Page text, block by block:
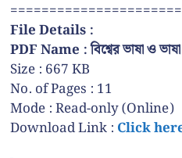
File Details :
PDF Name : বিশ্বের ভাষা ও
Size : 667 KB
No. of Pages : 11
Mode : Read-only (Online)
Download Link : Click